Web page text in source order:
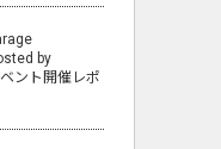
by
ント開催レポ